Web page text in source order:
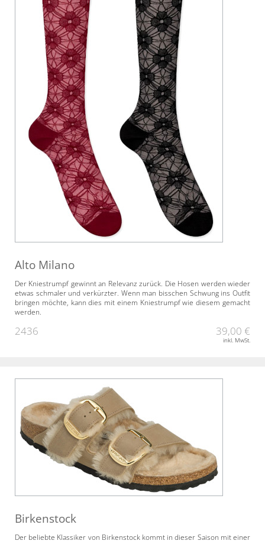
Alto Milano
Der Kniestrumpf gewinnt an Relevanz zurück. Die Hosen werden wieder
etwas schmaler und verkürzter. Wenn man bisschen Schwung ins Outfit
bringen möchte, kann dies mit einem Kniestrumpf wie diesem gemacht
werden.
2436 39,00 €
inkl. MwSt.
Birkenstock
Der beliebte Klassiker von Birkenstock kommt in dieser Saison mit einer